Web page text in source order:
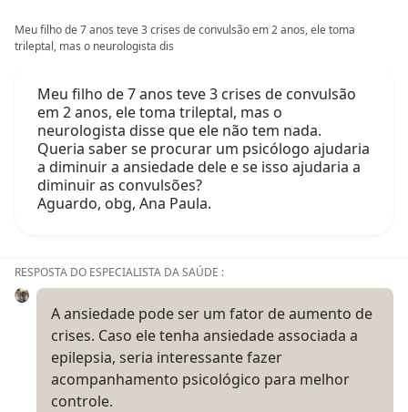
Meu filho de 7 anos teve 3 crises de convulsão em 2 anos, ele toma
trileptal, mas o neurologista dis
Meu filho de 7 anos teve 3 crises de convulsão
em 2 anos, ele toma trileptal, mas o
neurologista disse que ele não tem nada.
Queria saber se procurar um psicólogo ajudaria
a diminuir a ansiedade dele e se isso ajudaria a
diminuir as convulsões?
Aguardo, obg, Ana Paula.
RESPOSTA DO ESPECIALISTA DA SAÚDE :
A ansiedade pode ser um fator de aumento de
crises. Caso ele tenha ansiedade associada a
epilepsia, seria interessante fazer
acompanhamento psicológico para melhor
controle.